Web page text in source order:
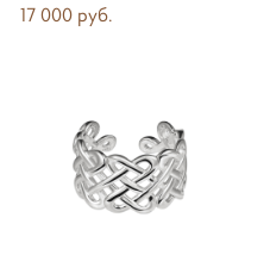
17 000 pуб.